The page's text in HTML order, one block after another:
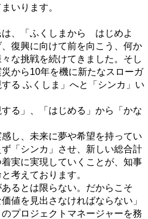
いります。
、「ふくしまから はじめよ
復興に向けて前を向こう、何か
な挑戦を続けてきました。そし
から10年を機に新たなスローガ
る ふくしま」へと「シンカ」い
る」、「はじめる」から「かな
し、未来に夢や希望を持ってい
「シンカ」させ、新しい総合計
実に実現していくことが、知事
考えております。
るとは限らない。だからこそ
値を見出さなければならない」
プロジェクトマネージャーを務